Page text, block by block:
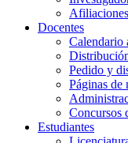
Afiliaciones
Docentes
Calendario
Pedido y
Páginas de
Concursos
Estudiantes